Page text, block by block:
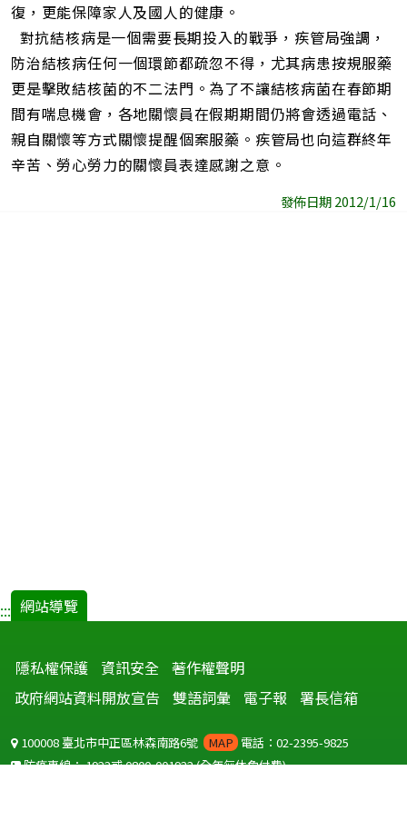
復，更能保障家人及國人的健康。
對抗結核病是一個需要長期投入的戰爭，疾管局強調，
防治結核病任何一個環節都疏忽不得，尤其病患按規服藥
更是擊敗結核菌的不二法門。為了不讓結核病菌在春節期
間有喘息機會，各地關懷員在假期期間仍將會透過電話、
親自關懷等方式關懷提醒個案服藥。疾管局也向這群終年
辛苦、勞心勞力的關懷員表達感謝之意。
發佈日期 2012/1/16
::: 網站導覽
隱私權保護 資訊安全 著作權聲明
政府網站資料開放宣告
雙語詞彙 電子報 署長信箱
100008 臺北市中正區林森南路6號 MAP 電話：02-2395-9825
防疫專線：1922或0800-001922(全年無休免付費)